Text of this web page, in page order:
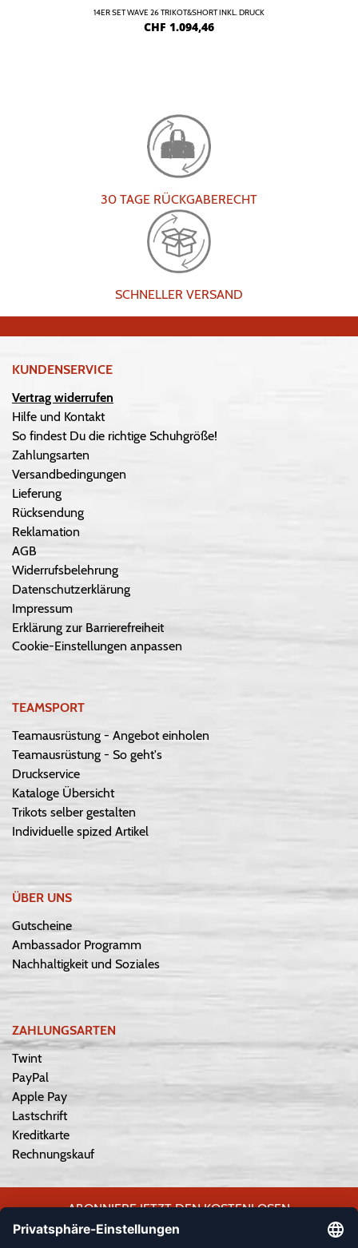
14ER SET WAVE 26 TRIKOT&SHORT INKL. DRUCK
CHF 1.094,46
30 TAGE RÜCKGABERECHT
SCHNELLER VERSAND
KUNDENSERVICE
Vertrag widerrufen
Hilfe und Kontakt
So findest Du die richtige Schuhgröße!
Zahlungsarten
Versandbedingungen
Lieferung
Rücksendung
Reklamation
AGB
Widerrufsbelehrung
Datenschutzerklärung
Impressum
Erklärung zur Barrierefreiheit
Cookie-Einstellungen anpassen
TEAMSPORT
Teamausrüstung - Angebot einholen
Teamausrüstung - So geht's
Druckservice
Kataloge Übersicht
Trikots selber gestalten
Individuelle spized Artikel
ÜBER UNS
Gutscheine
Ambassador Programm
Nachhaltigkeit und Soziales
ZAHLUNGSARTEN
Twint
PayPal
Apple Pay
Lastschrift
Kreditkarte
Rechnungskauf
ABONNIERE JETZT DEN KOSTENLOSEN
WEPLAYVOLLEYBALL-NEWSLETTER UND VERPASSE KEINE